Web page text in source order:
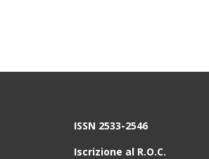
ISSN 2533-2546
Iscrizione al R.O.C.